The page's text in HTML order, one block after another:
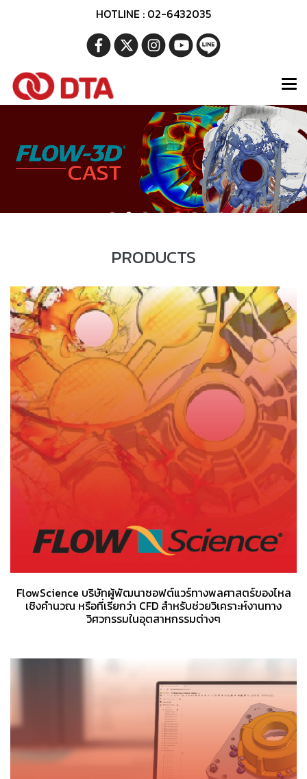
HOTLINE : 02-6432035
PRODUCTS
FlowScience บริษัทผู้พัฒนาซอฟต์แวร์ทางพลศาสตร์ของไหล
เชิงคำนวณ หรือที่เรียกว่า CFD สำหรับช่วยวิเคราะห์งานทาง
วิศวกรรมในอุตสาหกรรมต่างๆ